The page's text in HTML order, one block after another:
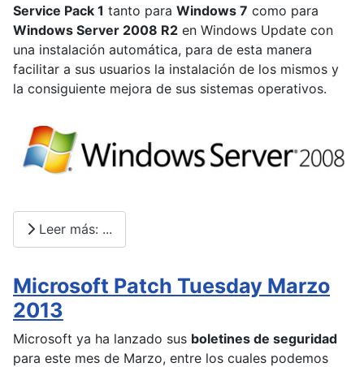
Service Pack 1 tanto para Windows 7 como para
Windows Server 2008 R2 en Windows Update con
una instalación automática, para de esta manera
facilitar a sus usuarios la instalación de los mismos y
la consiguiente mejora de sus sistemas operativos.
Leer más: ...
Microsoft Patch Tuesday Marzo
2013
Microsoft ya ha lanzado sus boletines de seguridad
para este mes de Marzo, entre los cuales podemos